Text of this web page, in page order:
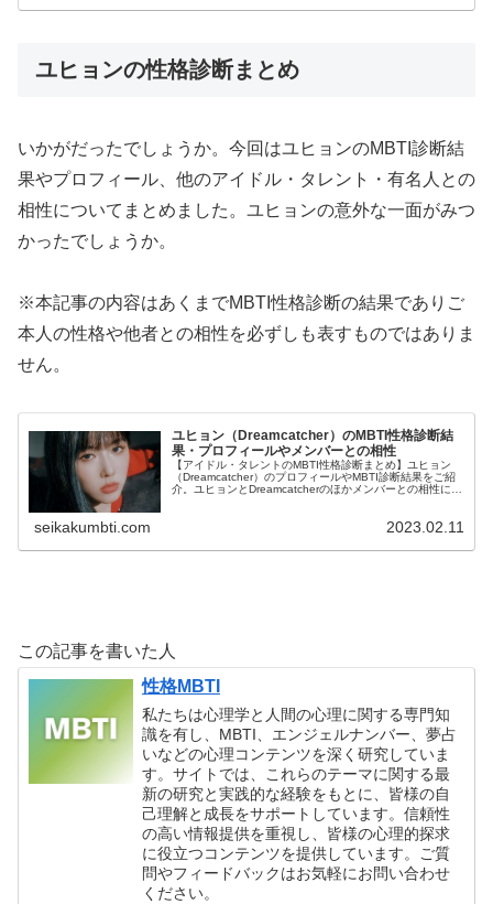
ユヒョンの性格診断まとめ
いかがだったでしょうか。今回はユヒョンのMBTI診断結
果やプロフィール、他のアイドル・タレント・有名人との
相性についてまとめました。ユヒョンの意外な一面がみつ
かったでしょうか。
※本記事の内容はあくまでMBTI性格診断の結果でありご
本人の性格や他者との相性を必ずしも表すものではありま
せん。
ユヒョン（Dreamcatcher）のMBTI性格診断結
果・プロフィールやメンバーとの相性
【アイドル・タレントのMBTI性格診断まとめ】ユヒョン
（Dreamcatcher）のプロフィールやMBTI診断結果をご紹
介。ユヒョンとDreamcatcherのほかメンバーとの相性につ
seikakumbti.com 2023.02.11
この記事を書いた人
性格MBTI
私たちは心理学と人間の心理に関する専門知
識を有し、MBTI、エンジェルナンバー、夢占
いなどの心理コンテンツを深く研究していま
す。サイトでは、これらのテーマに関する最
新の研究と実践的な経験をもとに、皆様の自
己理解と成長をサポートしています。信頼性
の高い情報提供を重視し、皆様の心理的探求
に役立つコンテンツを提供しています。ご質
問やフィードバックはお気軽にお問い合わせ
ください。